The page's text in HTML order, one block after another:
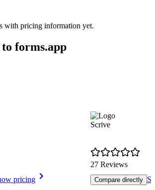
with pricing information yet.
to forms.app
pricing
Scrive
27 Reviews
Compare directly